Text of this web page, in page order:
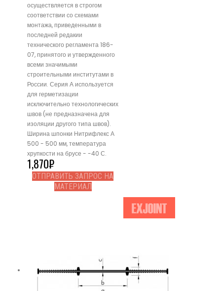
осуществляется в строгом
соответствии со схемами
монтажа, приведенными в
последней редакии
технического регламента 186-
07, принятого и утвержденного
всеми значимыми
строительными институтами в
России. Серия А используется
для герметизации
исключительно технологических
швов (не предназначена для
изоляции другого типа швов).
Ширина шпонки Нитрифлекс А
500 - 500 мм, температура
хрупкости на брусе - -40 С.
1,870₽
ОТПРАВИТЬ ЗАПРОС НА
МАТЕРИАЛ